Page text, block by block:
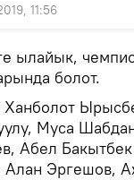
11:56
ылайык,
болот.
Муса
Абел
Эргешов,